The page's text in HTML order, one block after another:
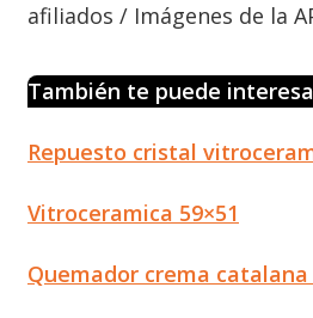
afiliados / Imágenes de la
También te puede
Repuesto cristal
Vitroceramica 59×51
Quemador crema